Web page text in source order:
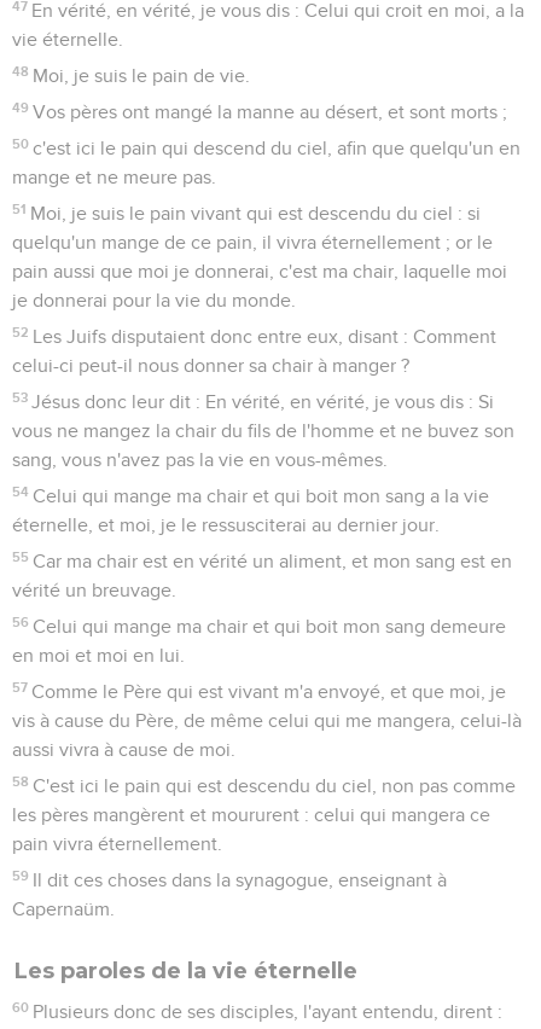
47 En vérité, en vérité, je vous dis : Celui qui croit en moi, a la
vie éternelle.
48 Moi, je suis le pain de vie.
49 Vos pères ont mangé la manne au désert, et sont morts ;
50 c'est ici le pain qui descend du ciel, afin que quelqu'un en
mange et ne meure pas.
51 Moi, je suis le pain vivant qui est descendu du ciel : si
quelqu'un mange de ce pain, il vivra éternellement ; or le
pain aussi que moi je donnerai, c'est ma chair, laquelle moi
je donnerai pour la vie du monde.
52 Les Juifs disputaient donc entre eux, disant : Comment
celui-ci peut-il nous donner sa chair à manger ?
53 Jésus donc leur dit : En vérité, en vérité, je vous dis : Si
vous ne mangez la chair du fils de l'homme et ne buvez son
sang, vous n'avez pas la vie en vous-mêmes.
54 Celui qui mange ma chair et qui boit mon sang a la vie
éternelle, et moi, je le ressusciterai au dernier jour.
55 Car ma chair est en vérité un aliment, et mon sang est en
vérité un breuvage.
56 Celui qui mange ma chair et qui boit mon sang demeure
en moi et moi en lui.
57 Comme le Père qui est vivant m'a envoyé, et que moi, je
vis à cause du Père, de même celui qui me mangera, celui-là
aussi vivra à cause de moi.
58 C'est ici le pain qui est descendu du ciel, non pas comme
les pères mangèrent et moururent : celui qui mangera ce
pain vivra éternellement.
59 Il dit ces choses dans la synagogue, enseignant à
Capernaüm.
Les paroles de la vie éternelle
60 Plusieurs donc de ses disciples, l'ayant entendu, dirent :